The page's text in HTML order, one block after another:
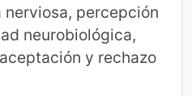
percepción
neurobiológica,
y rechazo